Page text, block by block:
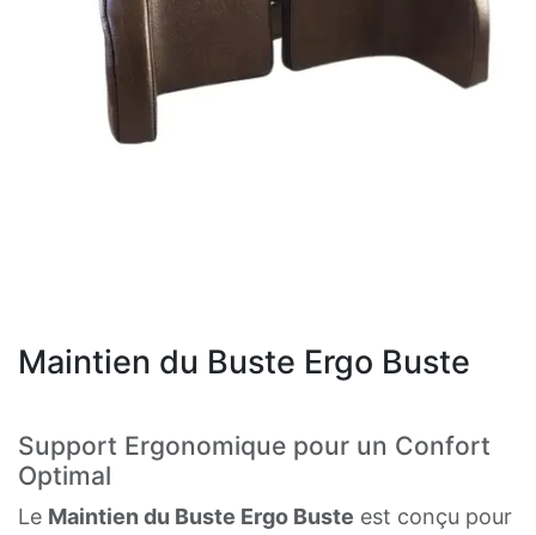
Maintien du Buste Ergo Buste
Support Ergonomique pour un Confort
Optimal
Le Maintien du Buste Ergo Buste est conçu pour